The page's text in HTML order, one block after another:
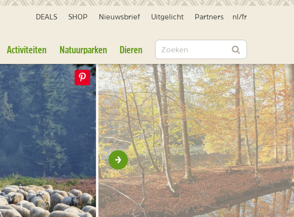
DEALS SHOP Nieuwsbrief Uitgelicht Partners nl /fr
Activiteiten Natuurparken Dieren Zoeken
Zoeken
Volgende